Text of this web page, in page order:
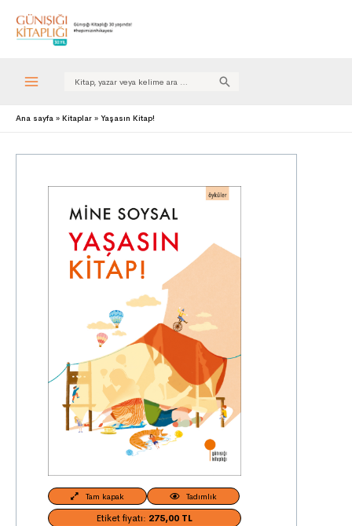
Search
Ana sayfa Kitaplar Yaşasın Kitap!
Tam kapak Tadımlık
Etiket fiyatı: 275,00 TL